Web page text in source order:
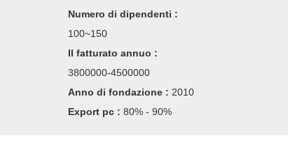
Numero di dipendenti :
100~150
Il fatturato annuo :
3800000-4500000
Anno di fondazione : 2010
Export pc : 80% - 90%